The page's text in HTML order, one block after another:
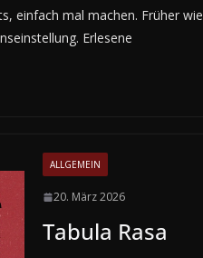
einfach mal machen. Früher wie
Erlesene
ALLGEMEIN
20. März 2026
Tabula Rasa